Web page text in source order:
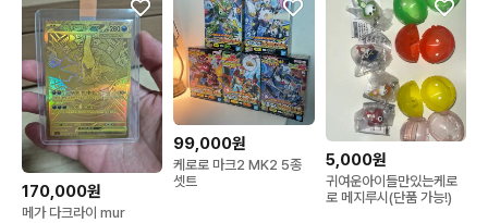
170,000원
메가 다크라이 mur
99,000원
케로로 마크2 MK2 5종
셋트
5,000원
귀여운아이들만있는케로
로 메지루시(단품 가능!)